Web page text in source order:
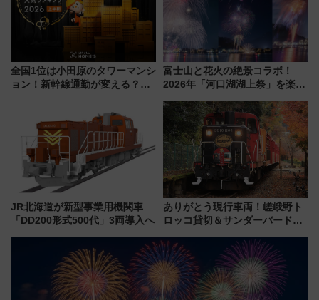
全国1位は小田原のタワーマンシ
ョン！新幹線通勤が変える？
【新築マンション人気ランキン
富士山と花火の絶景コラボ！
2026年「河口湖湖上祭」を楽し
ススメ
JR北海道が新型事業用機関車
「DD200形式500代」3両導入へ
ありがとう現行車両！嵯峨野ト
ロッコ貸切＆サンダーバードレ
斉藤雪乃＆福原トシヒロと行
く！9月13日「京都の鉄道満喫
ツアー」開催